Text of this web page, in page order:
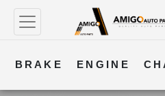
BRAKE ENGINE